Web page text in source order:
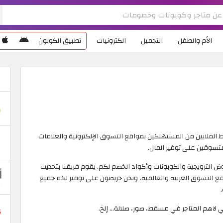
الأم والطفل التجميل الكترونيات تطبيق الكوبون
الملايين من المستهلكين بمواقع التسوق الإلكترونية والعلامات
على توفير المال.
والكوبونات وأكواد الخصم لكم. يقوم فريقنا بتحديث
العربية والعالمية، ونحن حريصون على توفير لكم جميع
المتاجر في مسقط، صور، صلالة... إلخ.